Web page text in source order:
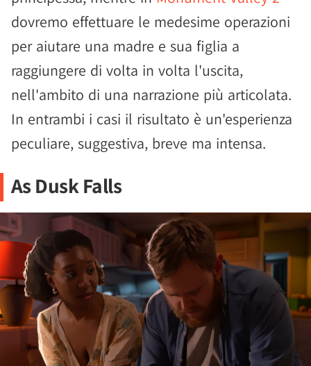
dovremo effettuare le medesime operazioni
per aiutare una madre e sua figlia a
raggiungere di volta in volta l'uscita,
nell'ambito di una narrazione più articolata.
In entrambi i casi il risultato è un'esperienza
peculiare, suggestiva, breve ma intensa.
As Dusk Falls